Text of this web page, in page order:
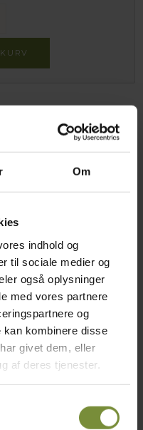
Om
indhold og
til sociale medier og
også oplysninger
med vores partnere
og
kan kombinere disse
givet dem, eller
af deres tjenester.
kun benyttes i vores
i vores webshop)
jeg har modtaget?
bestilling leveres?